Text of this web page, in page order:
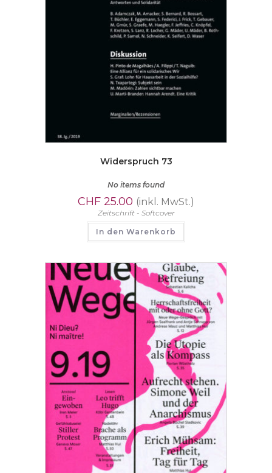
Widerspruch 73
No items found
CHF 25.00 (inkl. MwSt.)
Zeitschrift - Softcover
In den Warenkorb